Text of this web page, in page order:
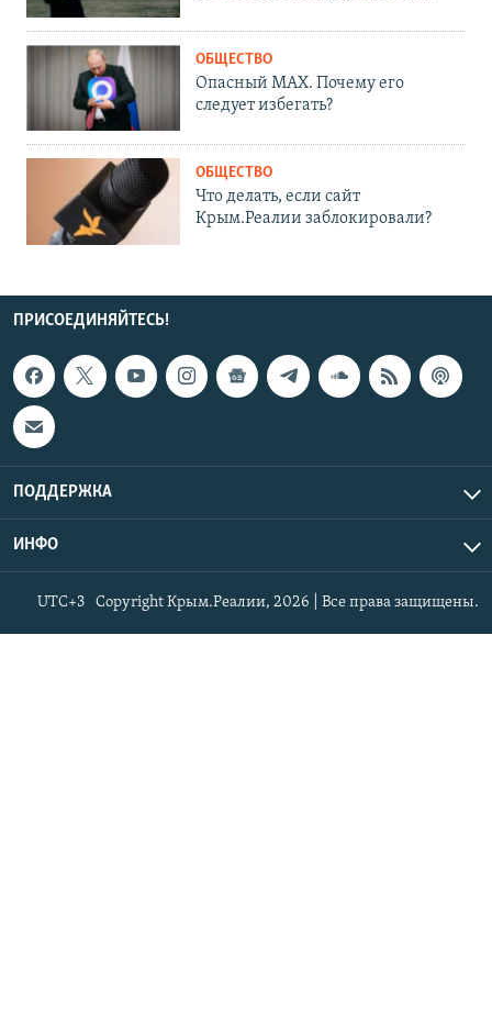
ОБЩЕСТВО
Опасный MAX. Почему его
следует избегать?
ОБЩЕСТВО
Что делать, если сайт
Крым.Реалии заблокировали?
ПРИСОЕДИНЯЙТЕСЬ!
ПОДДЕРЖКА
ИНФО
Copyright Крым.Реалии, 2026 | Все права защищены.
UTC+3